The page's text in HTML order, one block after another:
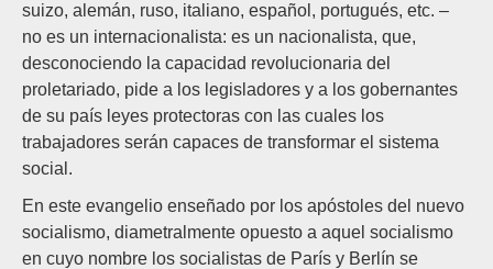
suizo, alemán, ruso, italiano, español, portugués, etc. –
no es un internacionalista: es un nacionalista, que,
desconociendo la capacidad revolucionaria del
proletariado, pide a los legisladores y a los gobernantes
de su país leyes protectoras con las cuales los
trabajadores serán capaces de transformar el sistema
social.
En este evangelio enseñado por los apóstoles del nuevo
socialismo, diametralmente opuesto a aquel socialismo
en cuyo nombre los socialistas de París y Berlín se